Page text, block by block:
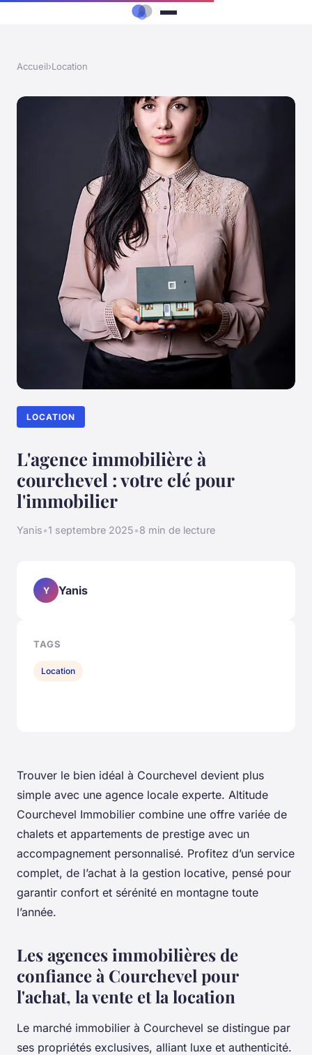
Accueil›Location
LOCATION
L'agence immobilière à
courchevel : votre clé pour
l'immobilier
Yanis•1 septembre 2025•8 min de lecture
Trouver le bien idéal à Courchevel devient plus
simple avec une agence locale experte. Altitude
Courchevel Immobilier combine une offre variée de
chalets et appartements de prestige avec un
accompagnement personnalisé. Profitez d’un service
complet, de l’achat à la gestion locative, pensé pour
garantir confort et sérénité en montagne toute
l’année.
Les agences immobilières de
confiance à Courchevel pour
l'achat, la vente et la location
Le marché immobilier à Courchevel se distingue par
ses propriétés exclusives, alliant luxe et authenticité.
Y Yanis
TAGS
Location